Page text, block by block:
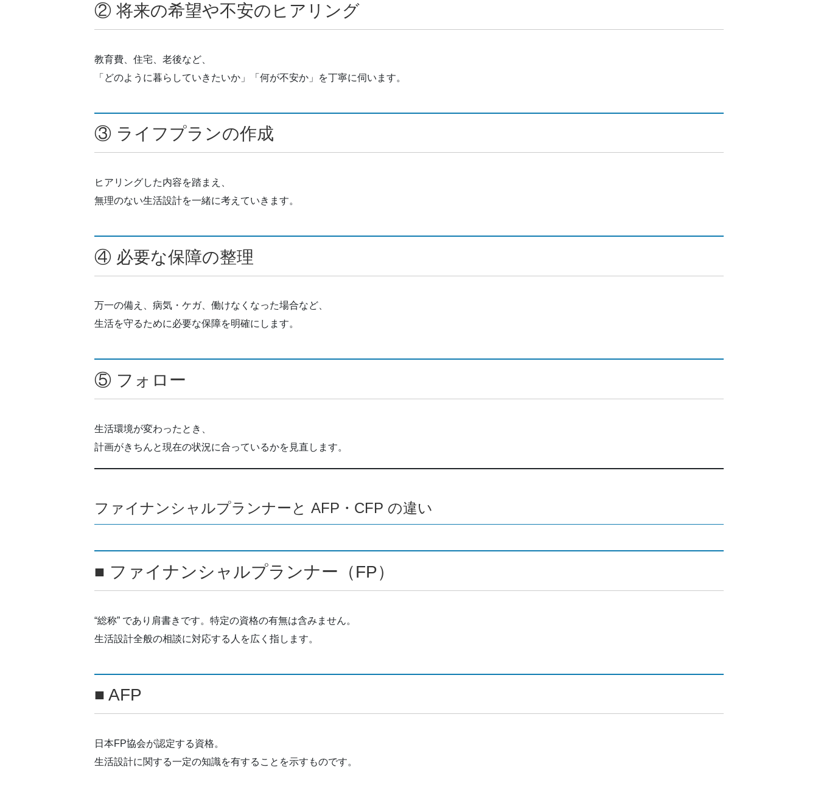
② 将来の希望や不安のヒアリング
教育費、住宅、老後など、
「どのように暮らしていきたいか」「何が不安か」を丁寧に伺います。
③ ライフプランの作成
ヒアリングした内容を踏まえ、
無理のない生活設計を一緒に考えていきます。
④ 必要な保障の整理
万一の備え、病気・ケガ、働けなくなった場合など、
生活を守るために必要な保障を明確にします。
⑤ フォロー
生活環境が変わったとき、
計画がきちんと現在の状況に合っているかを見直します。
ファイナンシャルプランナーと AFP・CFP の違い
■ ファイナンシャルプランナー（FP）
“総称” であり肩書きです。特定の資格の有無は含みません。
生活設計全般の相談に対応する人を広く指します。
■ AFP
日本FP協会が認定する資格。
生活設計に関する一定の知識を有することを示すものです。